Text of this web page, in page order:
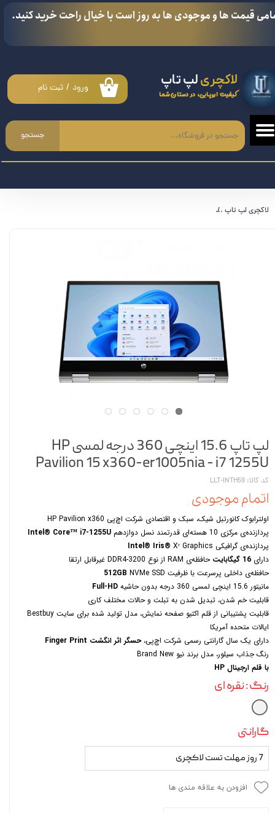
لاکچریلپ تاپ
کیفیت اروپایی، در دستان شما
جستجو
۰ ورود / ثبت نام
حساب کاربری من
سفارشات
خروج از حساب کاربری
قیمت ها و موجودی ها به روز است با خیال راحت خرید کنید.
لاکچری لپ تاپ
لپ تاپ 15.6 اینچی 360 درجه لمسی HP
Pavilion 15 x360-er1005nia - i7 1255U
کد کالا: LLT-INTH59
اتمام موجودی
اولترابوک کانورتبل شیک، سبک و اقتصادی شرکت اچ‌پی HP Pavilion x360
پردازندەی مرکزی 10 هستەای قدرتمند نسل دوازدهم
Intel® Core™ i7-1255U
پردازندەی گرافیکی
Intel® Iris® Xᵉ Graphics
دارای 16 گیگابایت
حافظەی RAM از نوع DDR4-3200 غیرقابل ارتقا
حافظەی داخلی پرسرعت با ظرفیت
512GB NVMe SSD
مانیتور 15.6 اینچی لمسی 360 درجه بدون حاشیه
Full-HD
قابلیت خم شدن، تبدیل شدن به تبلت و حالات مختلف کاری
قابلیت پشتیبانی از قلم اکتیو صفحه نمایش، مدل تولید شده برای سایت Bestbuy
ایالات متحده آمریکا
دارای یک سال گارانتی رسمی شرکت اچ‌پی،حسگر اثر انگشت Finger Print
رنگ جذاب سیلور، مدل برند نیو Brand New
با قلم ارجینال HP
رنگ: نقره ای
گارانتی
7 روز مهلت تست لاکچری
افزودن به علاقه مندی ها